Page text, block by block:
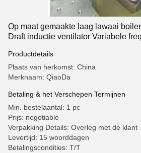
Op maat gemaakte laag lawaai
Draft inductie ventilator Variabele
Productdetails
Plaats van herkomst: China
Merknaam: QiaoDa
Betaling & het Verschepen Termijnen
Min. bestelaantal: 1 pc
Prijs: negotiable
Verpakking Details: Overleg met de klant
Levertijd: 15 woorddagen
Betalingscondities: T/T